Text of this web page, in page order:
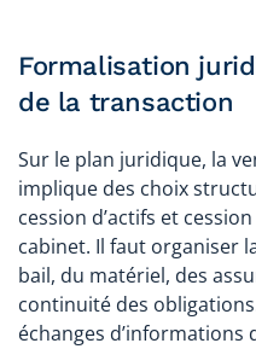
Formalisation
de la transaction
Sur le plan juridique, la
implique des choix
cession d’actifs et
cabinet. Il faut organiser
bail, du matériel, des
continuité des
échanges d’informations